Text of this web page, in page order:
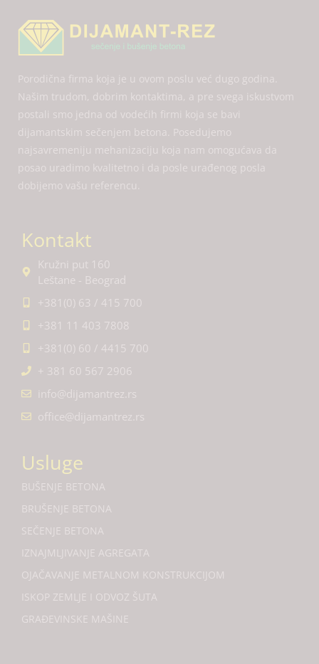
Porodična firma koja je u ovom poslu već dugo godina.
Našim trudom, dobrim kontaktima, a pre svega iskustvom
postali smo jedna od vodećih firmi koja se bavi
dijamantskim sečenjem betona. Posedujemo
najsavremeniju mehanizaciju koja nam omogućava da
posao uradimo kvalitetno i da posle urađenog posla
dobijemo vašu referencu.
Kontakt
Kružni put 160
Leštane - Beograd
+381(0) 63 / 415 700
+381 11 403 7808
+381(0) 60 / 4415 700
+ 381 60 567 2906
info@dijamantrez.rs
office@dijamantrez.rs
Usluge
BUŠENJE BETONA
BRUŠENJE BETONA
SEČENJE BETONA
IZNAJMLJIVANJE AGREGATA
OJAČAVANJE METALNOM KONSTRUKCIJOM
ISKOP ZEMLJE I ODVOZ ŠUTA
GRAĐEVINSKE MAŠINE